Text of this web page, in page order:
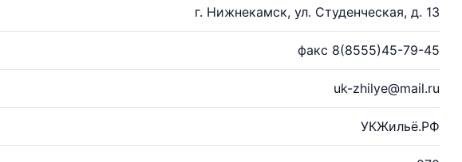
г. Нижнекамск, ул. Студенческая, д. 13
факс 8(8555)45-79-45
uk-zhilye@mail.ru
УКЖильё.РФ